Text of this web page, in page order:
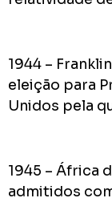
1944 –
eleição para
Unidos pela
1945 – África
admitidos